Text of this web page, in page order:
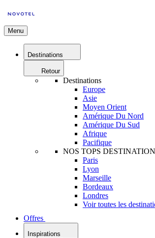
Menu
Destinations
Retour
Destinations
Europe
Asie
Moyen Orient
Amérique Du Nord
Amérique Du Sud
Afrique
Pacifique
NOS TOPS
Paris
Lyon
Marseille
Bordeaux
Londres
Voir toutes les
Offres
Inspirations